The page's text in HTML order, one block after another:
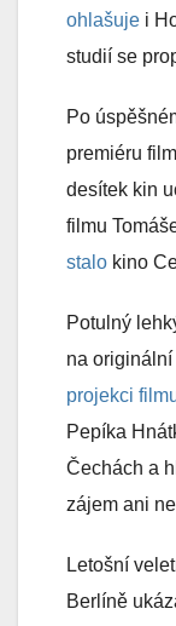
ohlašuje i
studií se
Po
premiéru
desítek kin
filmu
stalo kino
Potulný
na originální
projekci
Pepíka
Čechách a
zájem ani
Letošní
Berlíně